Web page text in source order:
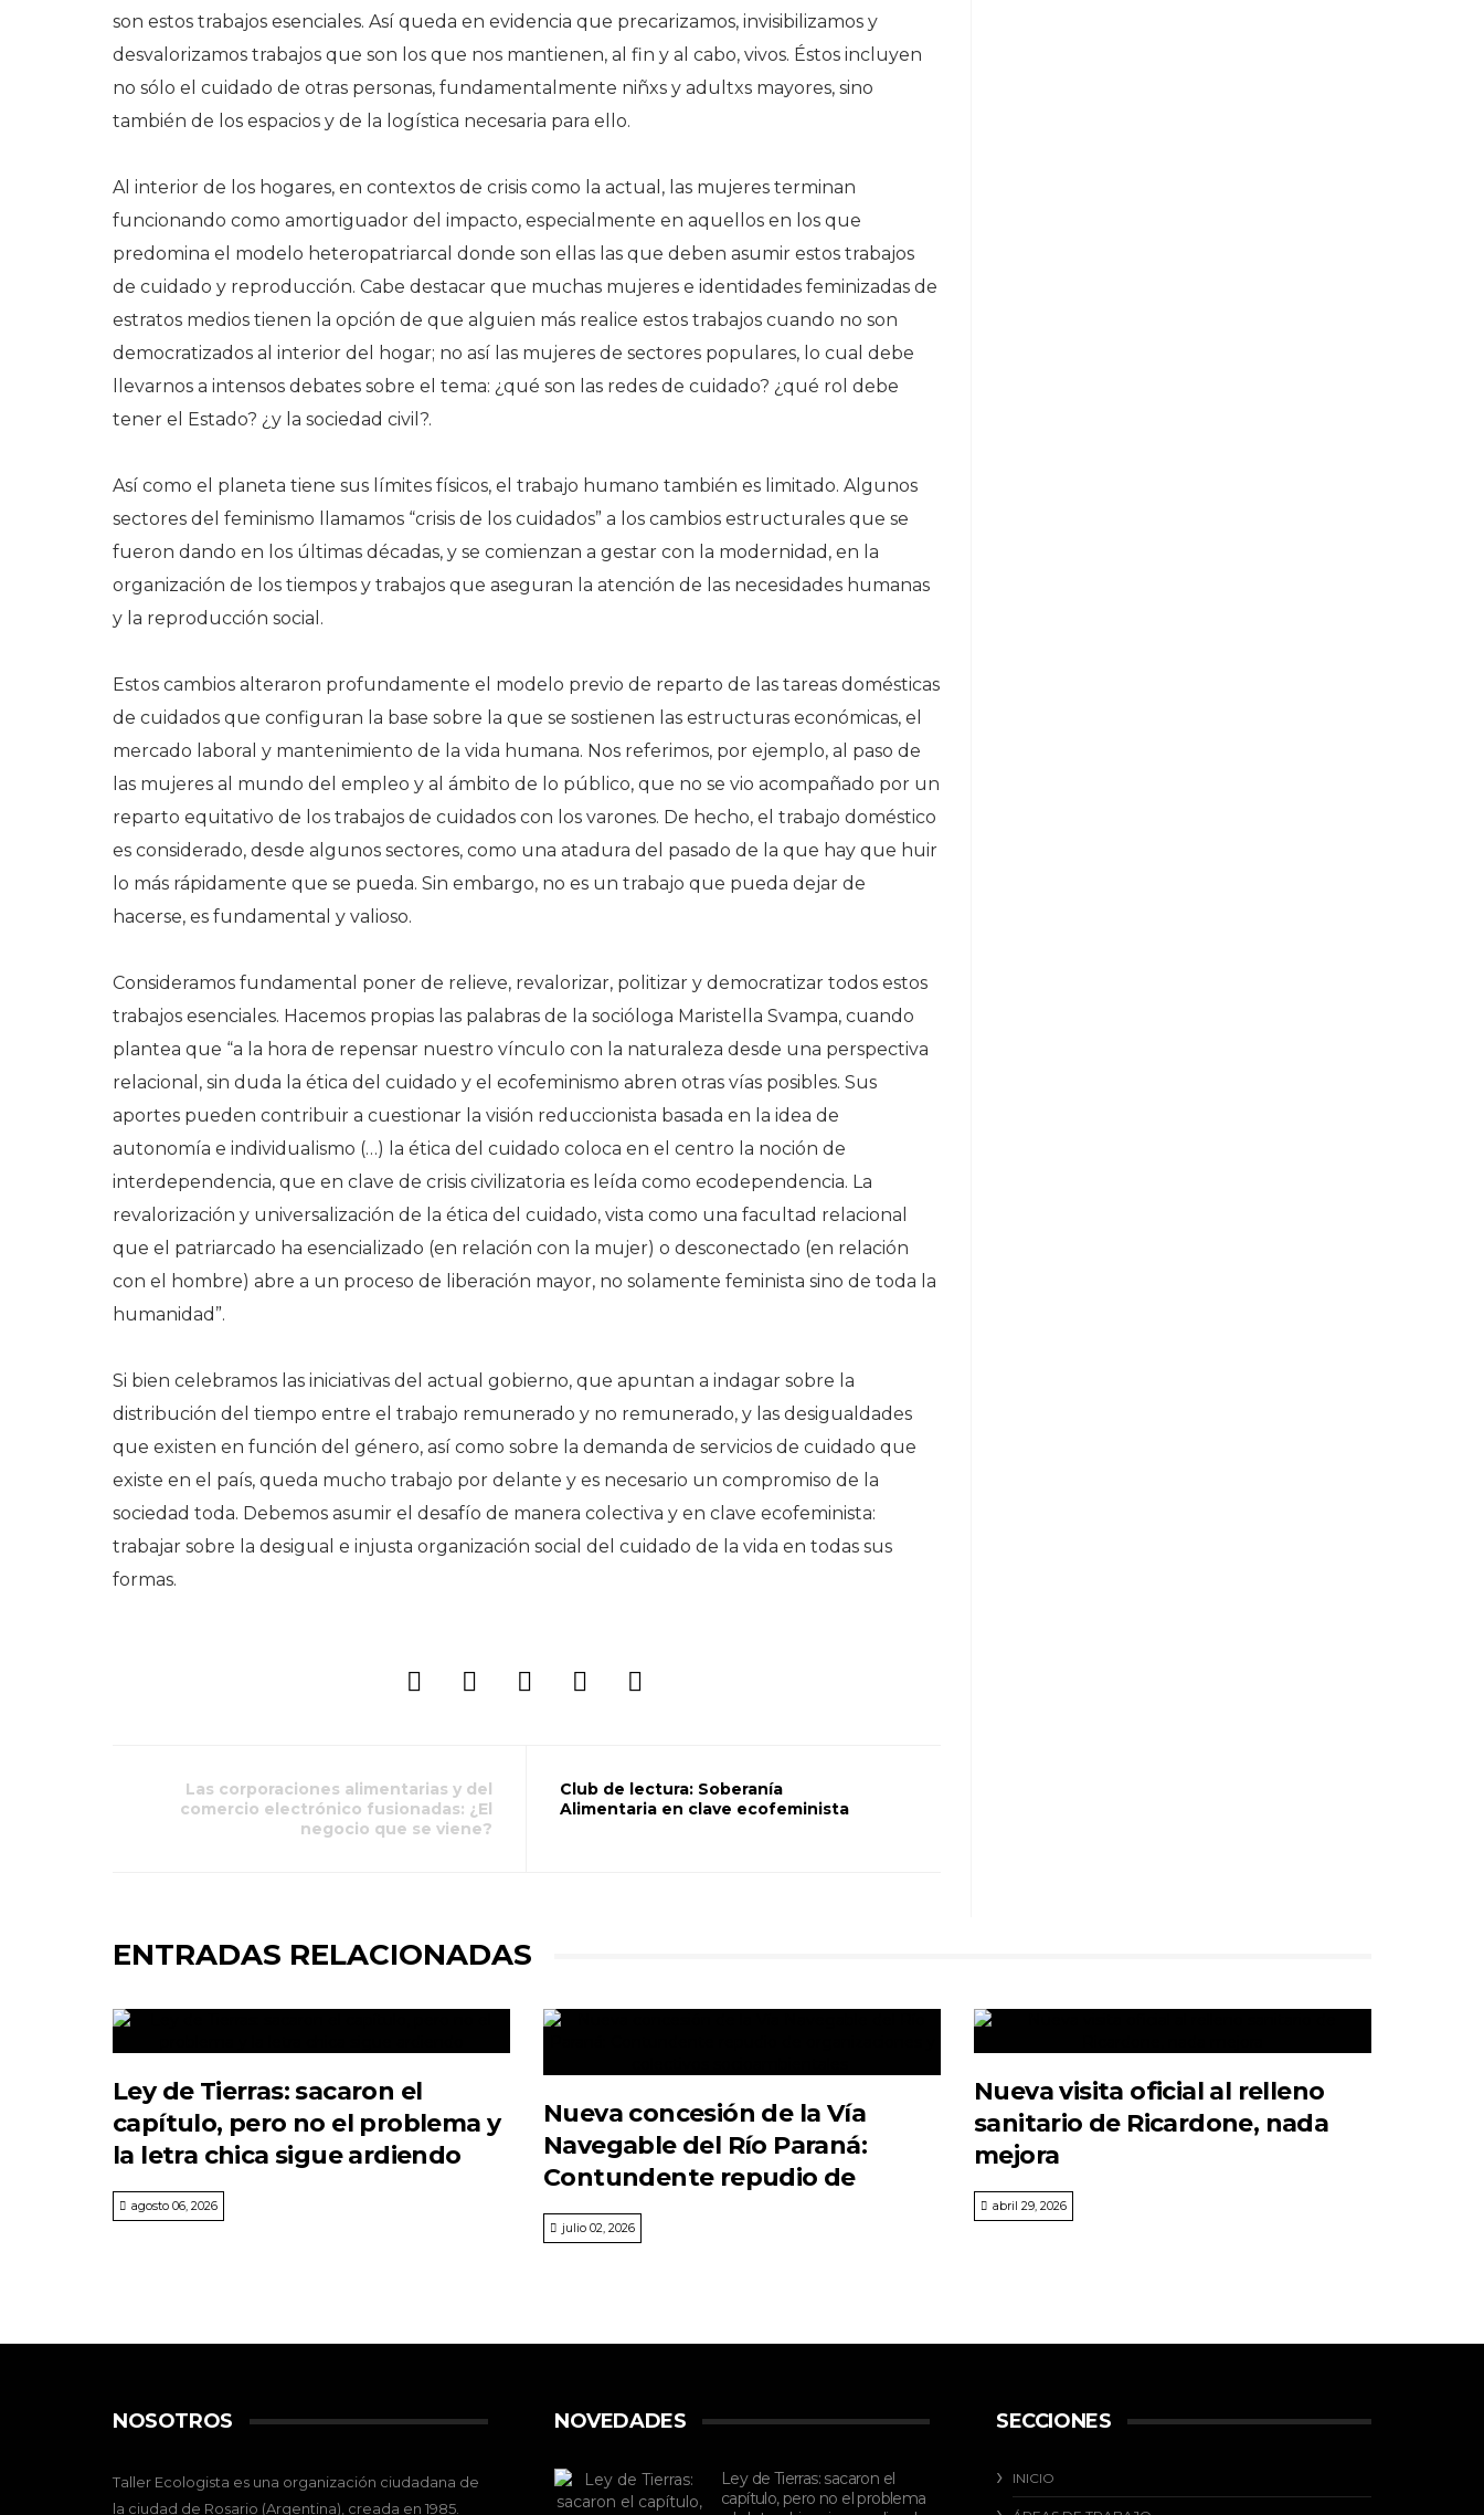
son estos trabajos esenciales. Así queda en evidencia que precarizamos, invisibilizamos y
desvalorizamos trabajos que son los que nos mantienen, al fin y al cabo, vivos. Éstos incluyen
no sólo el cuidado de otras personas, fundamentalmente niñxs y adultxs mayores, sino
también de los espacios y de la logística necesaria para ello.
Al interior de los hogares, en contextos de crisis como la actual, las mujeres terminan
funcionando como amortiguador del impacto, especialmente en aquellos en los que
predomina el modelo heteropatriarcal donde son ellas las que deben asumir estos trabajos
de cuidado y reproducción. Cabe destacar que muchas mujeres e identidades feminizadas de
estratos medios tienen la opción de que alguien más realice estos trabajos cuando no son
democratizados al interior del hogar; no así las mujeres de sectores populares, lo cual debe
llevarnos a intensos debates sobre el tema: ¿qué son las redes de cuidado? ¿qué rol debe
tener el Estado? ¿y la sociedad civil?.
Así como el planeta tiene sus límites físicos, el trabajo humano también es limitado. Algunos
sectores del feminismo llamamos “crisis de los cuidados” a los cambios estructurales que se
fueron dando en los últimas décadas, y se comienzan a gestar con la modernidad, en la
organización de los tiempos y trabajos que aseguran la atención de las necesidades humanas
y la reproducción social.
Estos cambios alteraron profundamente el modelo previo de reparto de las tareas domésticas
de cuidados que configuran la base sobre la que se sostienen las estructuras económicas, el
mercado laboral y mantenimiento de la vida humana. Nos referimos, por ejemplo, al paso de
las mujeres al mundo del empleo y al ámbito de lo público, que no se vio acompañado por un
reparto equitativo de los trabajos de cuidados con los varones. De hecho, el trabajo doméstico
es considerado, desde algunos sectores, como una atadura del pasado de la que hay que huir
lo más rápidamente que se pueda. Sin embargo, no es un trabajo que pueda dejar de
hacerse, es fundamental y valioso.
Consideramos fundamental poner de relieve, revalorizar, politizar y democratizar todos estos
trabajos esenciales. Hacemos propias las palabras de la socióloga Maristella Svampa, cuando
plantea que “a la hora de repensar nuestro vínculo con la naturaleza desde una perspectiva
relacional, sin duda la ética del cuidado y el ecofeminismo abren otras vías posibles. Sus
aportes pueden contribuir a cuestionar la visión reduccionista basada en la idea de
autonomía e individualismo (…) la ética del cuidado coloca en el centro la noción de
interdependencia, que en clave de crisis civilizatoria es leída como ecodependencia. La
revalorización y universalización de la ética del cuidado, vista como una facultad relacional
que el patriarcado ha esencializado (en relación con la mujer) o desconectado (en relación
con el hombre) abre a un proceso de liberación mayor, no solamente feminista sino de toda la
humanidad”.
Si bien celebramos las iniciativas del actual gobierno, que apuntan a indagar sobre la
distribución del tiempo entre el trabajo remunerado y no remunerado, y las desigualdades
que existen en función del género, así como sobre la demanda de servicios de cuidado que
existe en el país, queda mucho trabajo por delante y es necesario un compromiso de la
sociedad toda. Debemos asumir el desafío de manera colectiva y en clave ecofeminista:
trabajar sobre la desigual e injusta organización social del cuidado de la vida en todas sus
formas.
Las corporaciones alimentarias y del
comercio electrónico fusionadas: ¿El
negocio que se viene?
Club de lectura: Soberanía
Alimentaria en clave ecofeminista
ENTRADAS RELACIONADAS
Ley de Tierras: sacaron el
capítulo, pero no el problema y
la letra chica sigue ardiendo
agosto 06, 2026
Nueva concesión de la Vía
Navegable del Río Paraná:
Contundente repudio de
organizaciones y colectivos
socioambientales
julio 02, 2026
Nueva visita oficial al relleno
sanitario de Ricardone, nada
mejora
abril 29, 2026
NOSOTROS
Taller Ecologista es una organización ciudadana de
la ciudad de Rosario (Argentina), creada en 1985.
NOVEDADES
Ley de Tierras: sacaron el
capítulo, pero no el problema
SECCIONES
INICIO